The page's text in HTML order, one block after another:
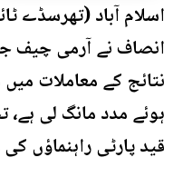
اسلام آباد (تھرسڈے
انصاف نے آرمی چیف
نتائج کے معاملات
ہوئے مدد مانگ لی
قید پارٹی راہنماؤں